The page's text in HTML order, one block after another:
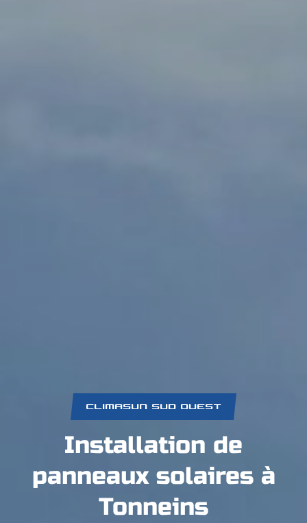
CLIMASUN SUD OUEST
Installation de
panneaux solaires à
Tonneins